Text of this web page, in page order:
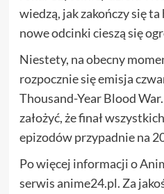
wiedzą, jak zakończy się
nowe odcinki cieszą się
Niestety, na obecny
rozpocznie się emisja
Thousand-Year Blood
założyć, że finał
epizodów przypadnie na
Po więcej informacji o
serwis anime24.pl. Za